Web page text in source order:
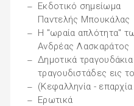
Εκδοτικό σημείωμα
Παντελής Μπουκάλας
Η "ωραία απλότητα"
Ανδρέας Λασκαράτος
Δημοτικά
τραγουδιστάδες εις
(Κεφαλληνία -
Ερωτικά